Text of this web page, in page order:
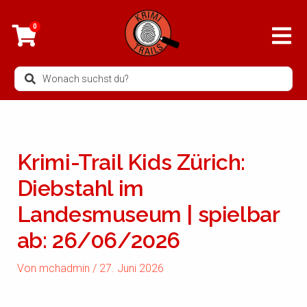
Inhalt
springen
0
Search
...
Krimi-Trail Kids Zürich:
Diebstahl im
Landesmuseum | spielbar
ab: 26/06/2026
Von mchadmin / 27. Juni 2026